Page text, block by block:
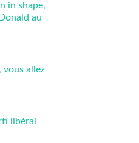
in shape,
au
vous allez
libéral